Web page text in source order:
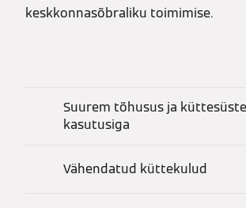
keskkonnasõbraliku toimimise.
Suurem tõhusus ja
kasutusiga
Vähendatud küttekulud